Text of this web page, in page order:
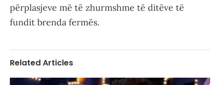
përplasjeve më të zhurmshme të ditëve të
fundit brenda fermës.
Related Articles